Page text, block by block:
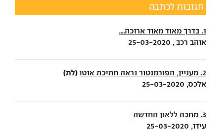
תגובות לכתבה
1. בדרך מאוד מאוד ארוכה....
אוהב רכב , 25-03-2020
2. מעניין, הפורמנטור נראה חתיכת אוטו (לת)
אלכס, 25-03-2020
3. מחכה ללאון החדשה
עידו, 25-03-2020